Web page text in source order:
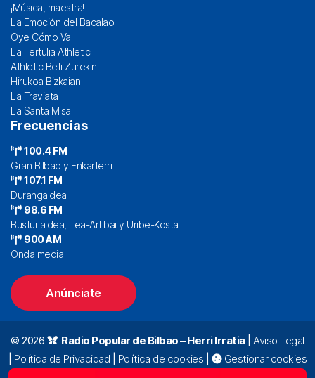
¡Música, maestra!
La Emoción del Bacalao
Oye Cómo Va
La Tertulia Athletic
Athletic Beti Zurekin
Hirukoa Bizkaian
La Traviata
La Santa Misa
Frecuencias
100.4 FM
Gran Bilbao y Enkarterri
107.1 FM
Durangaldea
98.6 FM
Busturialdea, Lea-Artibai y Uribe-Kosta
900 AM
Onda media
Anúnciate
© 2026 Radio Popular de Bilbao – Herri Irratia| Aviso Legal
Política de Privacidad Política de cookies
Gestionar cookies